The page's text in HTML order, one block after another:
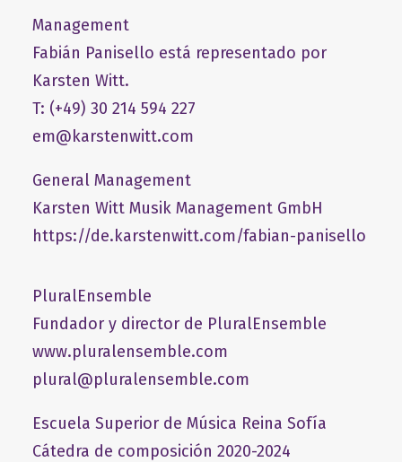
Management
Fabián Panisello está representado por
Karsten Witt.
T: (+49) 30 214 594 227
em@karstenwitt.com
General Management
​Karsten Witt Musik Management GmbH​
https://de.karstenwitt.com/fabian-panisello
PluralEnsemble
Fundador y director de PluralEnsemble
www.pluralensemble.com
plural@pluralensemble.com
Escuela Superior de Música Reina Sofía
Cátedra de composición 2020-2024